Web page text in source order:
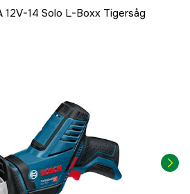
12V-14 Solo L-Boxx Tigersåg